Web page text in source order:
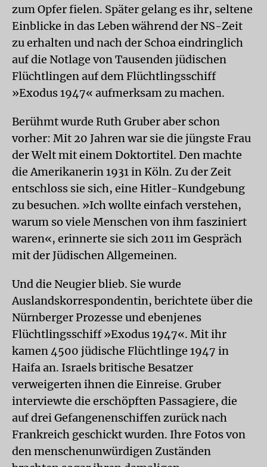
zum Opfer fielen. Später gelang es ihr, seltene
Einblicke in das Leben während der NS-Zeit
zu erhalten und nach der Schoa eindringlich
auf die Notlage von Tausenden jüdischen
Flüchtlingen auf dem Flüchtlingsschiff
»Exodus 1947« aufmerksam zu machen.
Berühmt wurde Ruth Gruber aber schon
vorher: Mit 20 Jahren war sie die jüngste Frau
der Welt mit einem Doktortitel. Den machte
die Amerikanerin 1931 in Köln. Zu der Zeit
entschloss sie sich, eine Hitler-Kundgebung
zu besuchen. »Ich wollte einfach verstehen,
warum so viele Menschen von ihm fasziniert
waren«, erinnerte sie sich 2011 im Gespräch
mit der Jüdischen Allgemeinen.
Und die Neugier blieb. Sie wurde
Auslandskorrespondentin, berichtete über die
Nürnberger Prozesse und ebenjenes
Flüchtlingsschiff »Exodus 1947«. Mit ihr
kamen 4500 jüdische Flüchtlinge 1947 in
Haifa an. Israels britische Besatzer
verweigerten ihnen die Einreise. Gruber
interviewte die erschöpften Passagiere, die
auf drei Gefangenenschiffen zurück nach
Frankreich geschickt wurden. Ihre Fotos von
den menschenunwürdigen Zuständen